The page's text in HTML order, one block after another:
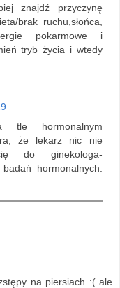
znajdź przyczynę
brak ruchu,słońca,
pokarmowe i
tryb życia i wtedy
tle hormonalnym
że lekarz nic nie
do ginekologa-
hormonalnych.
na piersiach :( ale